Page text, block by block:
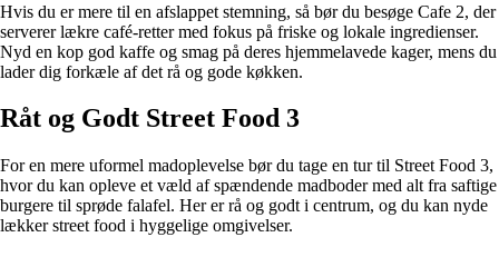
Hvis du er mere til en afslappet stemning, så bør du besøge Cafe 2, der
serverer lækre café-retter med fokus på friske og lokale ingredienser.
Nyd en kop god kaffe og smag på deres hjemmelavede kager, mens du
lader dig forkæle af det rå og gode køkken.
Råt og Godt Street Food 3
For en mere uformel madoplevelse bør du tage en tur til Street Food 3,
hvor du kan opleve et væld af spændende madboder med alt fra saftige
burgere til sprøde falafel. Her er rå og godt i centrum, og du kan nyde
lækker street food i hyggelige omgivelser.